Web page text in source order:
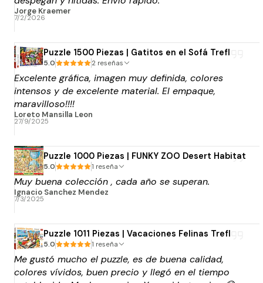
Jorge Kraemer
7/2/2026
Puzzle 1500 Piezas | Gatitos en el Sofá Trefl
5.0 2 reseñas
Excelente gráfica, imagen muy definida, colores
intensos y de excelente material. El empaque,
maravilloso!!!!
Loreto Mansilla Leon
27/9/2025
Puzzle 1000 Piezas | FUNKY ZOO Desert Habitat
5.0 1 reseña
Muy buena colección , cada año se superan.
Ignacio Sanchez Mendez
7/3/2025
Puzzle 1011 Piezas | Vacaciones Felinas Trefl
5.0 1 reseña
Me gustó mucho el puzzle, es de buena calidad,
colores vívidos, buen precio y llegó en el tiempo